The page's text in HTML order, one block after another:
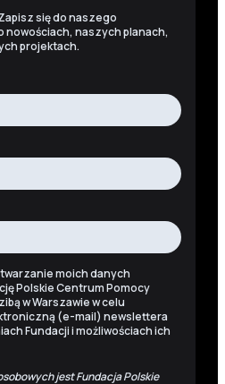
się do naszego
nowościach, naszych planach,
projektach.
moich danych
Polskie Centrum Pomocy
w Warszawie w celu
(e-mail) newslettera
Fundacji i możliwościach ich
jest Fundacja Polskie